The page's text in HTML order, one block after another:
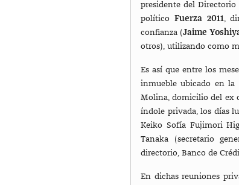
presidente del
político Fuerza 2011,
confianza (Jaime
otros), utilizando como
Es así que entre los
inmueble ubicado en la
Molina, domicilio del ex
índole privada, los días
Keiko Sofía Fujimori
Tanaka (secretario
directorio, Banco de
En dichas reuniones